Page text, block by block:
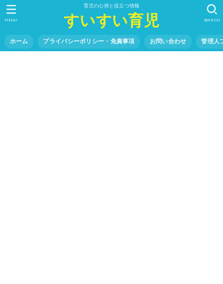
育児の心得と役立つ情報
すいすい育児
ホーム プライバシーポリシー・免責事項 お問い合わせ 管理人
SEARCH
MENU